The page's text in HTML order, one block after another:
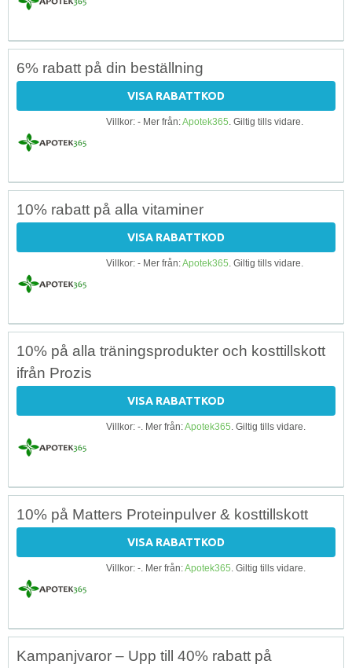
6% rabatt på din beställning
VISA RABATTKOD
Villkor: - Mer från:Apotek365. Giltig tills vidare.
10% rabatt på alla vitaminer
VISA RABATTKOD
Villkor: - Mer från:Apotek365. Giltig tills vidare.
10% på alla träningsprodukter och kosttillskott
ifrån Prozis
VISA RABATTKOD
Villkor: -. Mer från:Apotek365. Giltig tills vidare.
10% på Matters Proteinpulver & kosttillskott
VISA RABATTKOD
Villkor: -. Mer från:Apotek365. Giltig tills vidare.
Kampanjvaror – Upp till 40% rabatt på